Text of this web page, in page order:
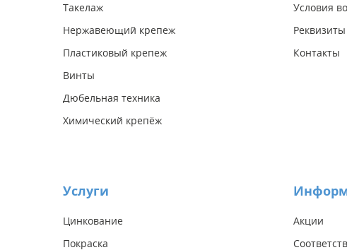
Такелаж
Нержавеющий крепеж
Пластиковый крепеж
Винты
Дюбельная техника
Химический крепёж
Услуги
Цинкование
Покраска
Условия
Реквизиты
Контакты
Акции